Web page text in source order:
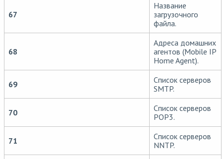
67
Название
загрузочного
файла.
68
Адреса домашних
агентов (Mobile IP
Home Agent).
69
Список серверов
SMTP.
70
Список серверов
POP3.
71
Список серверов
NNTP.